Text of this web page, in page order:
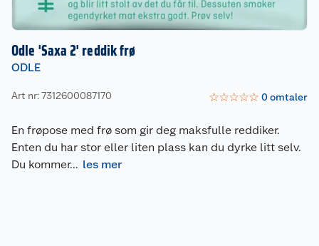
Odle 'Saxa 2' reddik frø
ODLE
Art nr: 7312600087170 ☆☆☆☆☆ 0omtaler
En frøpose med frø som gir deg maksfulle reddiker.
Enten du har stor eller liten plass kan du dyrke litt selv.
Du kommer... les mer